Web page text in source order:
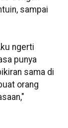
sampai
ngerti
punya
sama di
orang